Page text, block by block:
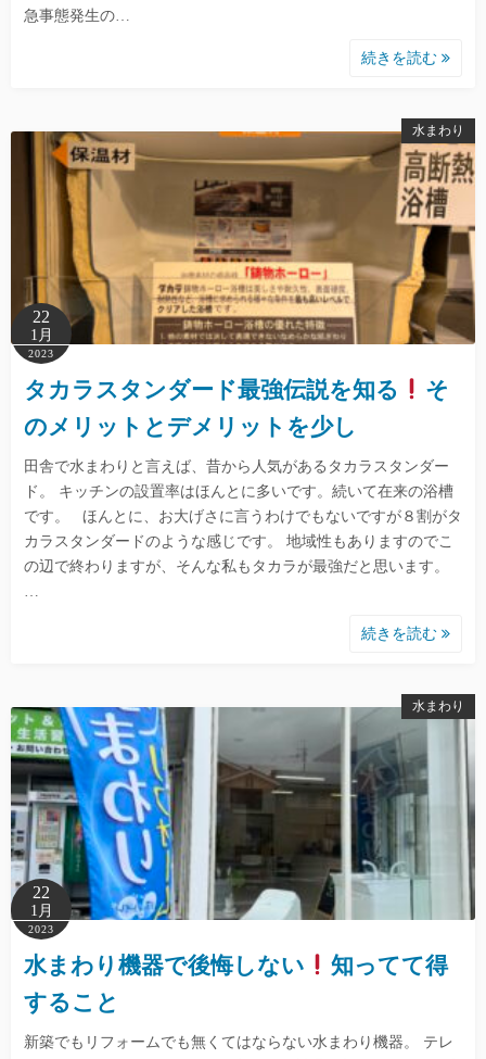
急事態発生の…
続きを読む
水まわり
22
1月
2023
タカラスタンダード最強伝説を知る
そ
のメリットとデメリットを少し
田舎で水まわりと言えば、昔から人気があるタカラスタンダー
ド。 キッチンの設置率はほんとに多いです。続いて在来の浴槽
です。 ほんとに、お大げさに言うわけでもないですが８割がタ
カラスタンダードのような感じです。 地域性もありますのでこ
の辺で終わりますが、そんな私もタカラが最強だと思います。
…
続きを読む
水まわり
22
1月
2023
水まわり機器で後悔しない
知ってて得
すること
新築でもリフォームでも無くてはならない水まわり機器。 テレ